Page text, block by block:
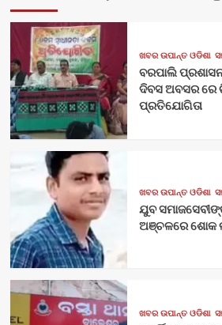
ଖବର ଉପାନ୍ତ ଓଡିଶା
ବରପାଲି
ଦିବସ ଅବସର ରେ
ପ୍ରତିଯୋଗିତା
ଖବର ଉପାନ୍ତ ଓଡିଶା
ଯୁବ
ଅଞ୍ଚଳରେ ଶୋକ
ଖବର ଉପାନ୍ତ ଓଡିଶା